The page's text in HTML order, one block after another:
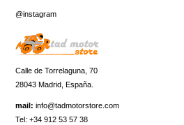
@instagram
Calle de Torrelaguna, 70
28043 Madrid, España.
mail: info@tadmotorstore.com
Tel:+34912 53 57 38